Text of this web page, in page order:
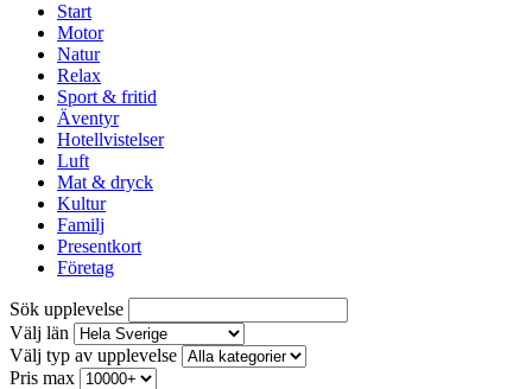
Start
Motor
Natur
Relax
Sport & fritid
Äventyr
Hotellvistelser
Luft
Mat & dryck
Kultur
Familj
Presentkort
Företag
Sök upplevelse
Välj län
Välj typ av upplevelse
Pris max